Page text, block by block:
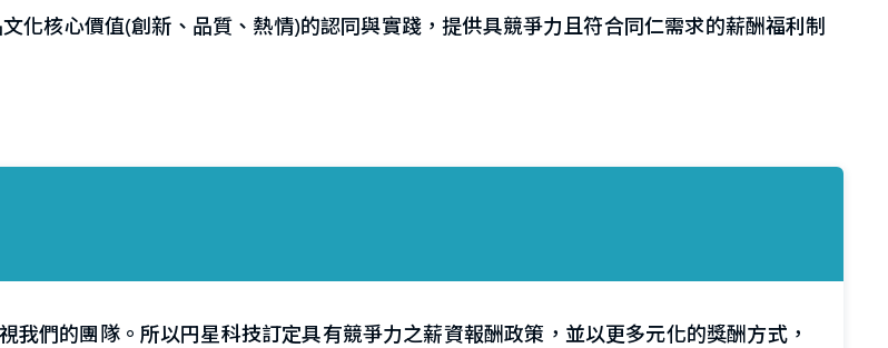
化核心價值(創新、品質、熱情)的認同與實踐，提供具競爭力且符合同仁需求的薪酬福利制
們的團隊。所以円星科技訂定具有競爭力之薪資報酬政策，並以更多元化的獎酬方式，